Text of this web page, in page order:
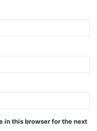
in this browser for the next